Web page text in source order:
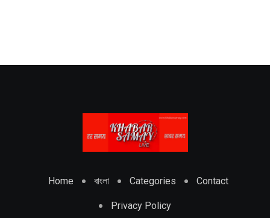
Home বাংলা Categories Contact
Privacy Policy